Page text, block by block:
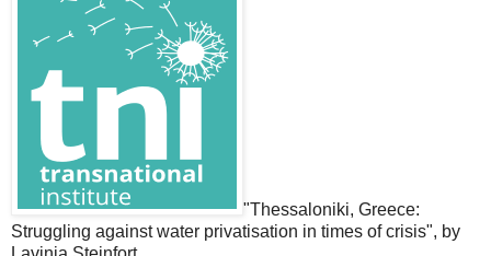
"Thessaloniki, Greece:
Struggling against water privatisation in times of crisis", by